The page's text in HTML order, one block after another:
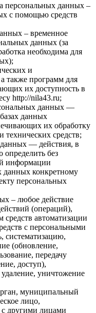
персональных данных –
с помощью средств
– временное
данных (за
необходима для
и
также программ для
их доступность в
http://nila43.ru;
данных —
данных
их обработку
средств;
— действия, в
определить без
информации
данных конкретному
персональных
– любое действие
(операций),
автоматизации
с персональными
систематизацию,
(обновление,
передачу
доступ),
уничтожение
муниципальный
лицо,
с другими лицами